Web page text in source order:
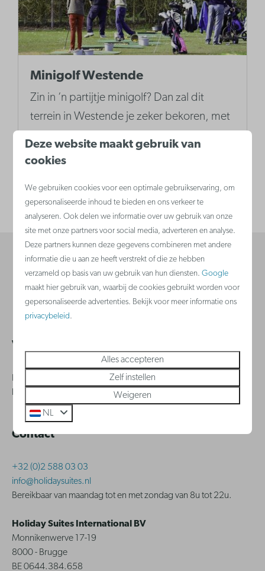
Minigolf Westende
Zin in ’n partijtje minigolf? Dan zal dit
terrein in Westende je zeker bekoren, met
z‘n 18 holes en uiterst verzorgde look!
Meer
Veilig betalen
Veelgestelde vragen
Heb je een vraag? Bezoek dan zeker onze
hopelijk snel een antwoord vindt.
Contact
+32 (0)2 588 03 03
info@holidaysuites.nl
Bereikbaar van maandag tot en met zondag van 8u tot 22u.
Holiday Suites International BV
Monnikenwerve 17-19
8000 - Brugge
BE 0644.384.658
Deze website maakt gebruik van
cookies
We gebruiken cookies voor een optimale gebruikservaring, om
gepersonaliseerde inhoud te bieden en ons verkeer te
analyseren. Ook delen we informatie over uw gebruik van onze
site met onze partners voor social media, adverteren en analyse.
Deze partners kunnen deze gegevens combineren met andere
informatie die u aan ze heeft verstrekt of die ze hebben
verzameld op basis van uw gebruik van hun diensten.Google
maakt hier gebruik van, waarbij de cookies gebruikt worden voor
gepersonaliseerde advertenties. Bekijk voor meer informatie ons
privacybeleid.
Alles accepteren
Zelf instellen
Weigeren
NL